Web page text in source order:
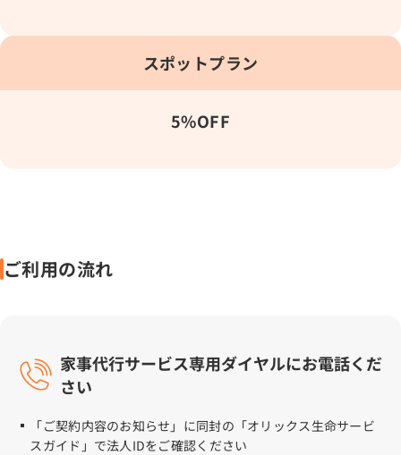
スポットプラン
5%OFF
ご利用の流れ
家事代行サービス専用ダイヤルにお電話くだ
さい
「ご契約内容のお知らせ」に同封の「オリックス生命サービ
スガイド」で法人IDをご確認ください